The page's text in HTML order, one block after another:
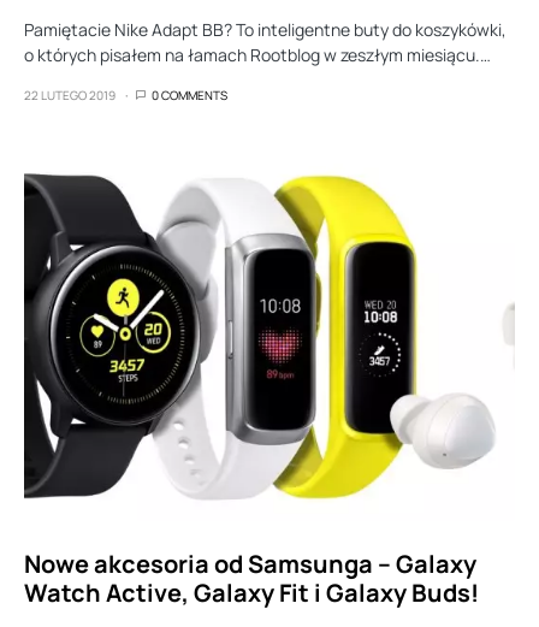
Pamiętacie Nike Adapt BB? To inteligentne buty do koszykówki,
o których pisałem na łamach Rootblog w zeszłym miesiącu.…
22 LUTEGO 2019 0 COMMENTS
Nowe akcesoria od Samsunga – Galaxy
Watch Active, Galaxy Fit i Galaxy Buds!